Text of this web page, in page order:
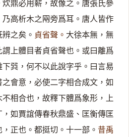
鼎必用薪，故像之。唐張氏參
高析木之㒳旁爲耳。唐人皆作
之矣。 貞省聲。 大徐本無，無
上體目者貞省聲也。或曰離爲
㢲，何不以此說字乎。曰言易
會意，必使二字相合成文，如
相合也，故釋下體爲象形，上
如賈誼傳春秋鼎盛、匡衡傳匡
正也。都挺切。十一部。 昔禹